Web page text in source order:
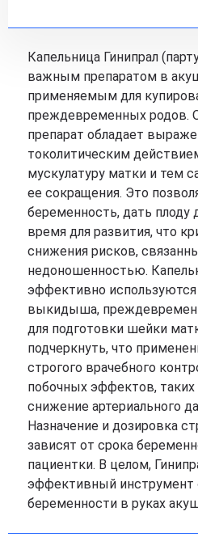
Капельница Гинипрал
важным препаратом в
применяемым для
преждевременных родов.
препарат обладает
токолитическим
мускулатуру матки и тем
ее сокращения. Это
беременность, дать плоду
время для развития, что
снижения рисков,
недоношенностью.
эффективно используются
выкидыша,
для подготовки шейки
подчеркнуть, что
строгого врачебного
побочных эффектов, таких
снижение артериального
Назначение и дозировка
зависят от срока
пациентки. В целом,
эффективный инструмент
беременности в руках